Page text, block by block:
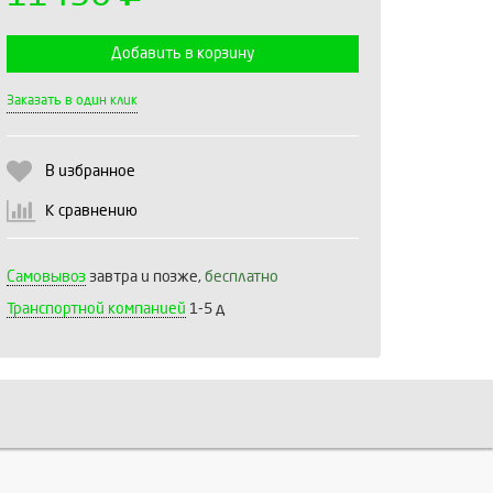
Добавить в корзину
Заказать в один клик
В избранное
К сравнению
Самовывоз завтра и позже, бесплатно
Транспортной компанией 1-5 д